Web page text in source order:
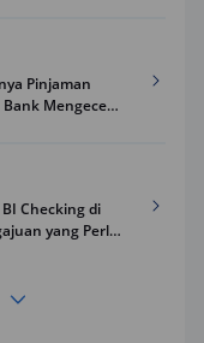
Pinjaman
Bank Mengecek
Checking di
yang Perlu